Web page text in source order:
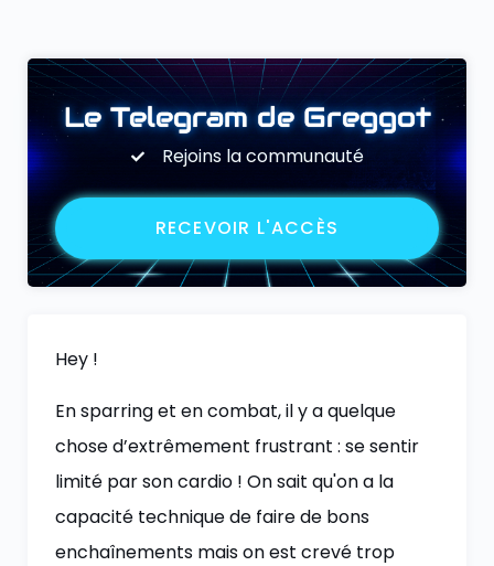
Hey !
En sparring et en combat, il y a quelque
chose d’extrêmement frustrant : se sentir
limité par son cardio ! On sait qu'on a la
capacité technique de faire de bons
enchaînements mais on est crevé trop
Le Telegram de Greggot
Rejoins la communauté
RECEVOIR L'ACCÈS